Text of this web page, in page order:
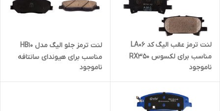
لنت ترمز عقب الیگ کد LA06
مناسب برای لکسوس RX350
2007
ناموجود
لنت ترمز جلو الیگ مدل HB10
مناسب برای هیوندای سانتافه
ناموجود